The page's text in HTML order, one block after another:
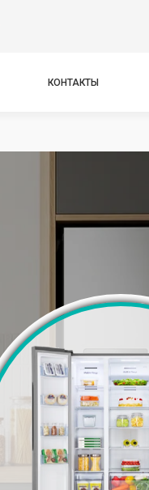
КОНТАКТЫ